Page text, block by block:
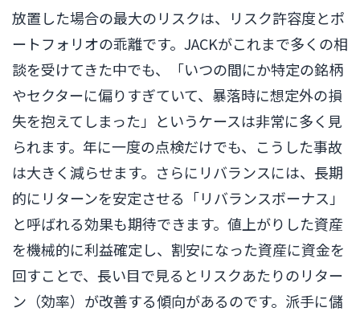
放置した場合の最大のリスクは、リスク許容度とポ
ートフォリオの乖離です。JACKがこれまで多くの相
談を受けてきた中でも、「いつの間にか特定の銘柄
やセクターに偏りすぎていて、暴落時に想定外の損
失を抱えてしまった」というケースは非常に多く見
られます。年に一度の点検だけでも、こうした事故
は大きく減らせます。さらにリバランスには、長期
的にリターンを安定させる「リバランスボーナス」
と呼ばれる効果も期待できます。値上がりした資産
を機械的に利益確定し、割安になった資産に資金を
回すことで、長い目で見るとリスクあたりのリター
ン（効率）が改善する傾向があるのです。派手に儲